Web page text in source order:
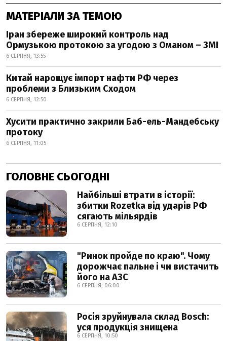
МАТЕРІАЛИ ЗА ТЕМОЮ
Іран збереже широкий контроль над
Ормузькою протокою за угодою з Оманом – ЗМІ
6 СЕРПНЯ, 13:55
Китай нарощує імпорт нафти РФ через
проблеми з Близьким Сходом
6 СЕРПНЯ, 12:50
Хусити практично закрили Баб-ель-Мандебську
протоку
6 СЕРПНЯ, 11:05
ГОЛОВНЕ СЬОГОДНІ
Найбільші втрати в історії:
збитки Rozetka від ударів РФ
сягають мільярдів
6 СЕРПНЯ, 12:10
"Ринок пройде по краю". Чому
дорожчає пальне і чи вистачить
його на АЗС
6 СЕРПНЯ, 06:00
Росія зруйнувала склад Bosch:
уся продукція знищена
6 СЕРПНЯ, 10:50